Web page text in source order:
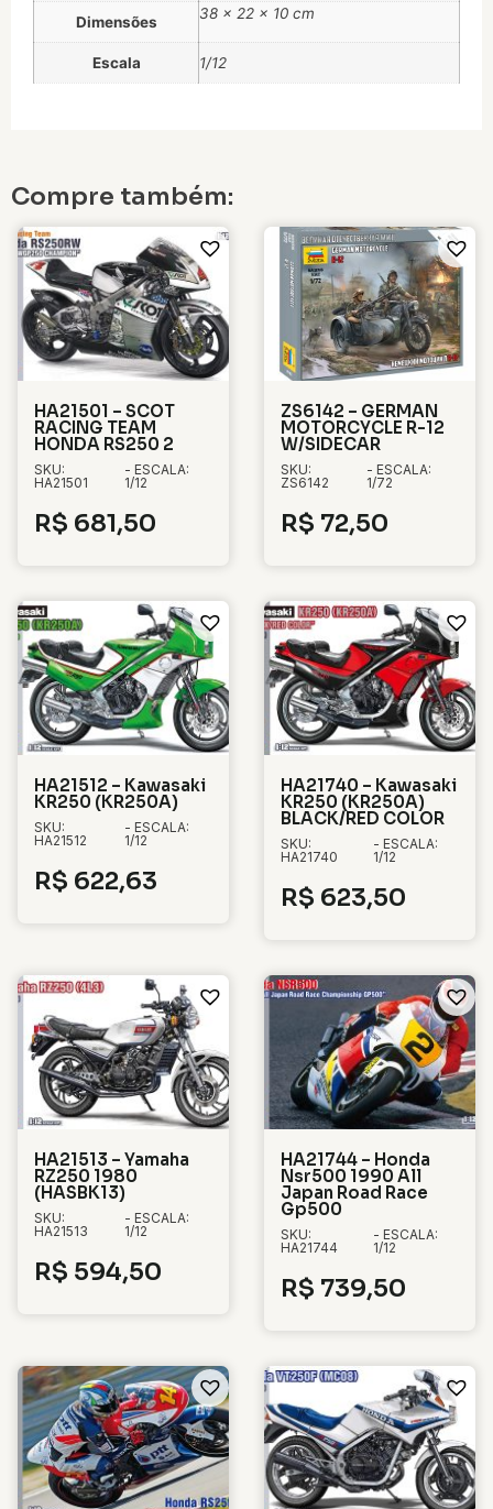
Dimensões 38 × 22 × 10 cm
Escala 1/12
Compre também:
HA21501 – SCOT
RACING TEAM
HONDA RS250 2
SKU:
HA21501
- ESCALA:
1/12
R$ 681,50
ZS6142 – GERMAN
MOTORCYCLE R-12
W/SIDECAR
SKU:
ZS6142
- ESCALA:
1/72
R$ 72,50
HA21512 – Kawasaki
KR250 (KR250A)
SKU:
HA21512
- ESCALA:
1/12
R$ 622,63
HA21740 – Kawasaki
KR250 (KR250A)
BLACK/RED COLOR
SKU:
HA21740
- ESCALA:
1/12
R$ 623,50
HA21513 – Yamaha
RZ250 1980
(HASBK13)
SKU:
HA21513
- ESCALA:
1/12
R$ 594,50
HA21744 – Honda
Nsr500 1990 All
Japan Road Race
Gp500
SKU:
HA21744
- ESCALA:
1/12
R$ 739,50